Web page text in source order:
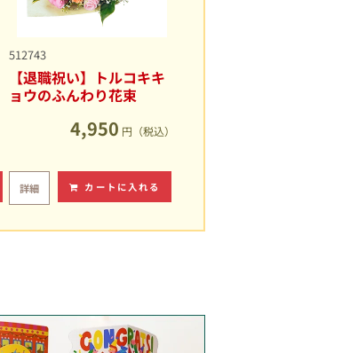
512743
【退職祝い】トルコキキ
ョウのふんわり花束
4,950 円（税込）
詳細 カートに入れる